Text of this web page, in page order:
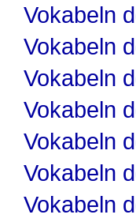
Vokabeln
Vokabeln
Vokabeln
Vokabeln
Vokabeln
Vokabeln
Vokabeln